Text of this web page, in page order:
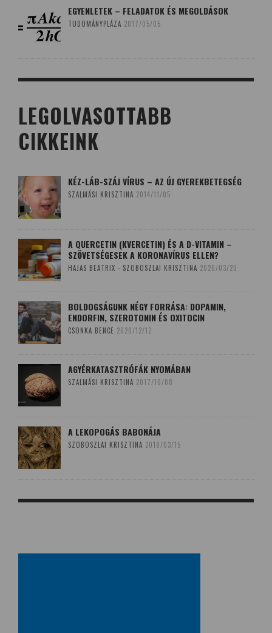
EGYENLETEK – FELADATOK ÉS MEGOLDÁSOK
TUDOMÁNYPLÁZA 2017/05/05
LEGOLVASOTTABB
CIKKEINK
KÉZ-LÁB-SZÁJ VÍRUS – AZ ÚJ GYEREKBETEGSÉG
SZALMÁSI KRISZTINA 2014/11/05
A QUERCETIN (KVERCETIN) ÉS A D-VITAMIN –
SZÖVETSÉGESEK A KORONAVÍRUS ELLEN?
HAJAS BEATRIX - SZOBOSZLAI KRISZTINA 2020/03/20
BOLDOGSÁGUNK NÉGY FORRÁSA: DOPAMIN,
ENDORFIN, SZEROTONIN ÉS OXITOCIN
CSONKA BENCE 2020/12/12
AGYÉRKATASZTRÓFÁK NYOMÁBAN
SZALMÁSI KRISZTINA 2017/10/08
A LEKOPOGÁS BABONÁJA
SZOBOSZLAI KRISZTINA 2018/03/15